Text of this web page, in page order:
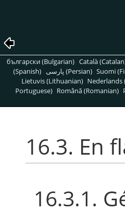
български (Bulgarian) Català
(Spanish)
پارسی (Persian) Suomi
Lietuvis (Lithuanian) Nederlands
Portuguese) Română (Romanian)
16.3. En
16.3.1.